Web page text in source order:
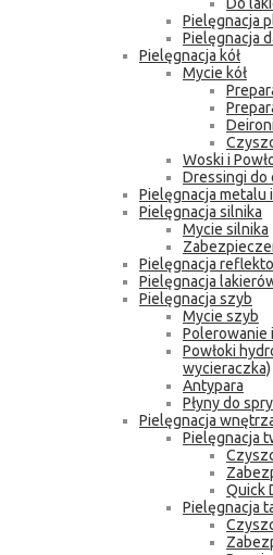
Pielęgnacja
Pielęgnacja
Pielęgnacja kół
Mycie kół
Woski i
Dressingi do
Pielęgnacja metalu
Pielęgnacja silnika
Mycie silnika
Pielęgnacja
Pielęgnacja
Pielęgnacja szyb
Mycie szyb
Polerowanie
Powłoki
wycieraczka)
Antypara
Płyny do
Pielęgnacja
Pielęgnacja
Quick
Pielęgnacja